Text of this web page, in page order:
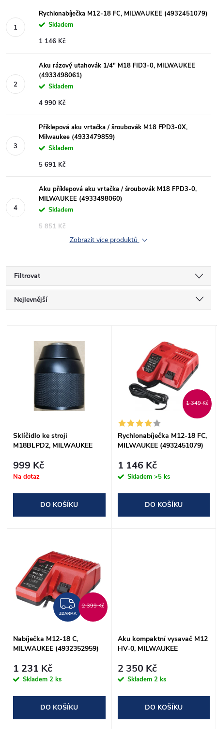
Rychlonabíječka M12-18 FC, MILWAUKEE (4932451079)
Skladem
1 146 Kč
Aku rázový utahovák 1/4" M18 FID3-0, MILWAUKEE
(4933498061)
Skladem
4 990 Kč
Příklepová aku vrtačka / šroubovák M18 FPD3-0X,
Milwaukee (4933479859)
Skladem
5 691 Kč
Aku příklepová aku vrtačka / šroubovák M18 FPD3-0,
MILWAUKEE (4933498060)
Skladem
5 851 Kč
Zobrazit více produktů
Filtrovat
Ř
p
o
d
Nejlevnější
Abecedně
s
p
Sklíčidlo ke stroji
M18BLPD2, MILWAUKEE
999 Kč
Na dotaz
DO KOŠÍKU
1 349 Kč
Rychlonabíječka M12-18 FC,
MILWAUKEE (4932451079)
1 146 Kč
Skladem >5 ks
DO KOŠÍKU
ZDARMA
ZDARMA
2 399 Kč
Nabíječka M12-18 C,
MILWAUKEE (4932352959)
1 231 Kč
Skladem 2 ks
DO KOŠÍKU
Aku kompaktní vysavač M12
HV-0, MILWAUKEE
2 350 Kč
Skladem 2 ks
DO KOŠÍKU